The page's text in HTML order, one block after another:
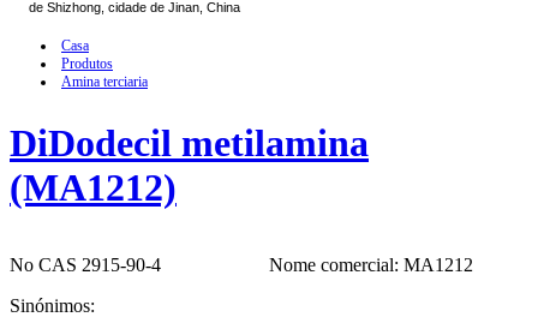
de Shizhong, cidade de Jinan, China
Casa
Produtos
Amina terciaria
DiDodecil metilamina
(MA1212)
No CAS 2915-90-4
Nome comercial: MA1212
Sinónimos: